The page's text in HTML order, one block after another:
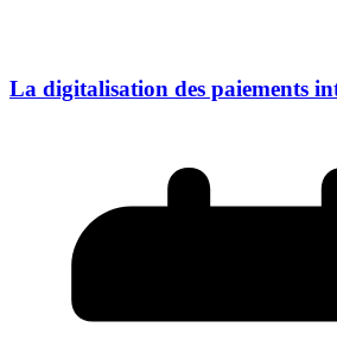
La digitalisation des paiements